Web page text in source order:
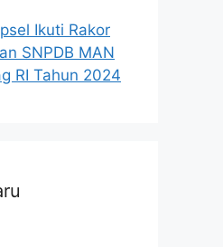
Ikuti Rakor
SNPDB MAN
RI Tahun 2024